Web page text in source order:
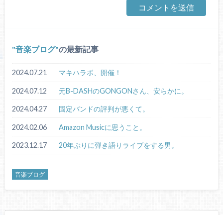
音楽ブログ の最新記事
2024.07.21 マキハラボ、開催！
2024.07.12 元B-DASHのGONGONさん、安らかに。
2024.04.27 固定バンドの評判が悪くて。
2024.02.06 Amazon Musicに思うこと。
2023.12.17 20年ぶりに弾き語りライブをする男。
音楽ブログ